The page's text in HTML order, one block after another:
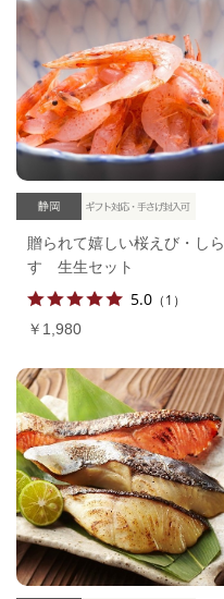
贈られて嬉しい桜えび・しら
す 生生セット
5.0 （1）
￥1,980